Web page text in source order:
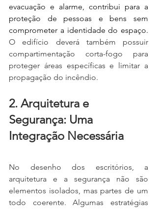
evacuação e alarme, contribui para a
proteção de pessoas e bens sem
O edifício deverá também possuir
compartimentação corta-fogo para
proteger áreas específicas e limitar a
propagação do incêndio.
2. Arquitetura e
Segurança: Uma
Integração Necessária
No desenho dos escritórios, a
arquitetura e a segurança não são
elementos isolados, mas partes de um
todo coerente. Algumas estratégias